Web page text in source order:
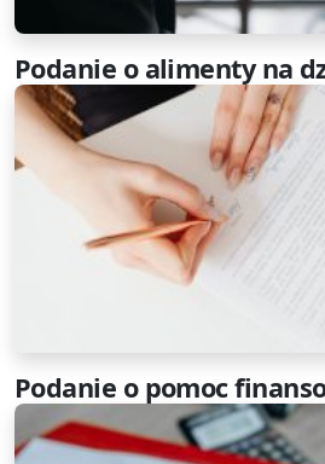
Podanie o alimenty na
Podanie o pomoc